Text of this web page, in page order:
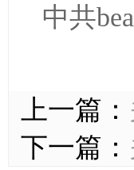
中共
上一篇：
下一篇：